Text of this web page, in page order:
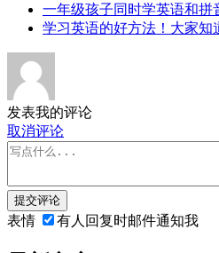
一年级孩子同时学英语和拼
学习英语的好方法！大家知
发表我的评论
取消评论
提交评论
表情 有人回复时邮件通知我